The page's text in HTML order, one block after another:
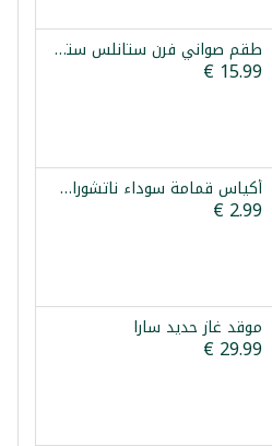
طقم صواني فرن ستانلس ستيل 3 قطع كوش ماستر بلاتينيوم
أكياس قمامة سوداء ناتشوراسترك 60*80 سم 20 قطعة
موقد غاز حديد سارا